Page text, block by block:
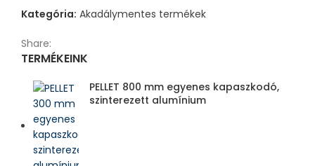
Kategória: Akadálymentes termékek
Share:
TERMÉKEINK
PELLET 800 mm egyenes kapaszkodó,
szinterezett alumínium